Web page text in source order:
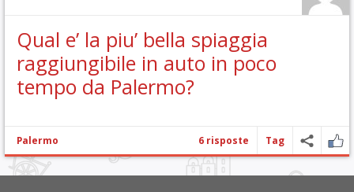
Qual e’ la piu’ bella spiaggia
raggiungibile in auto in poco
tempo da Palermo?
Palermo 6 risposte Tag